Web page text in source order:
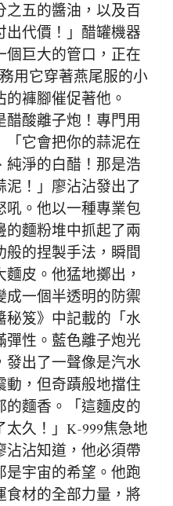
之五的醬油，以及百
出代價！」醋罐機器
個巨大的管口，正在
用它穿著燕尾服的小
褲腳催促著他。
醋酸離子炮！專門用
「它會把你的蒜泥在
純淨的白醋！那是浩
泥！」廖沾沾發出了
吼。他以一種專業包
的麵粉堆中抓起了兩
般的捏製手法，瞬間
皮。他猛地擲出，
成一個半透明的防禦
秘笈》中記載的「水
彈性。藍色離子炮光
發出了一聲像是汽水
動，但奇蹟般地擋住
的麵香。「這麵皮的
久！」K-999焦急地
沾沾知道，他必須帶
是宇宙的希望。他跑
食材的全部力量，將